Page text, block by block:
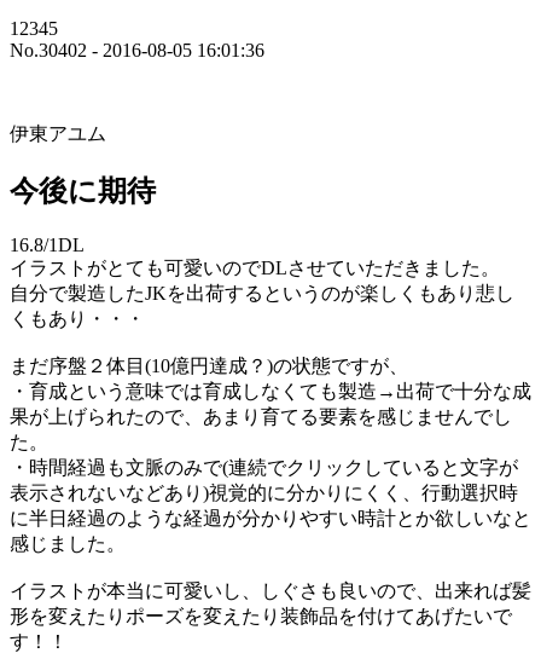
12345
No.30402 - 2016-08-05 16:01:36
伊東アユム
今後に期待
16.8/1DL
イラストがとても可愛いのでDLさせていただきました。
自分で製造したJKを出荷するというのが楽しくもあり悲し
くもあり・・・
まだ序盤２体目(10億円達成？)の状態ですが、
・育成という意味では育成しなくても製造→出荷で十分な成
果が上げられたので、あまり育てる要素を感じませんでし
た。
・時間経過も文脈のみで(連続でクリックしていると文字が
表示されないなどあり)視覚的に分かりにくく、行動選択時
に半日経過のような経過が分かりやすい時計とか欲しいなと
感じました。
イラストが本当に可愛いし、しぐさも良いので、出来れば髪
形を変えたりポーズを変えたり装飾品を付けてあげたいで
す！！